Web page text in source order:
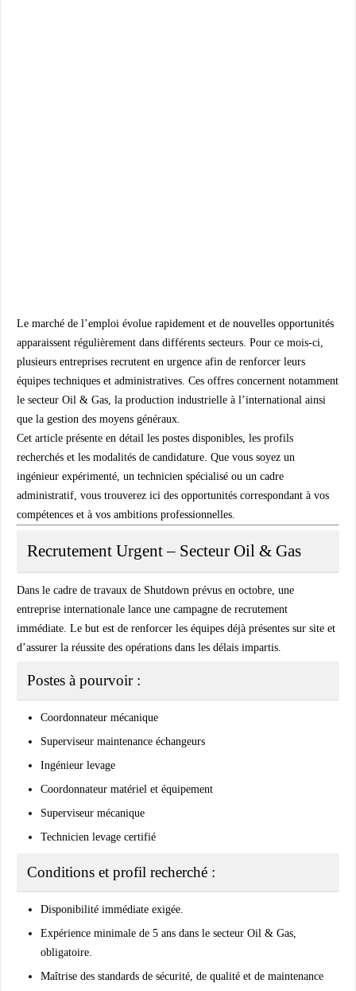
Le marché de l’emploi évolue rapidement et de nouvelles opportunités
apparaissent régulièrement dans différents secteurs. Pour ce mois-ci,
plusieurs entreprises recrutent en urgence afin de renforcer leurs
équipes techniques et administratives. Ces offres concernent notamment
le secteur Oil & Gas , la production industrielle à l’international ainsi
que la gestion des moyens généraux
Cet article présente en détail les postes disponibles, les profils
recherchés et les modalités de candidature. Que vous soyez un
ingénieur expérimenté, un technicien spécialisé ou un cadre
administratif, vous trouverez ici des opportunités correspondant à vos
compétences et à vos ambitions professionnelles.
Recrutement Urgent – Secteur Oil & Gas
Dans le cadre de travaux de Shutdown prévus en octobre , une
entreprise internationale lance une campagne de recrutement
immédiate. Le but est de renforcer les équipes déjà présentes sur site et
d’assurer la réussite des opérations dans les délais impartis.
Postes à pourvoir :
Coordonnateur mécanique
Superviseur maintenance échangeurs
Ingénieur levage
Coordonnateur matériel et équipement
Superviseur mécanique
Technicien levage certifié
Conditions et profil recherché :
Disponibilité immédiate exigée.
Expérience minimale de 5 ans dans le secteur Oil & Gas
obligatoire.
Maîtrise des standards de sécurité, de qualité et de maintenance